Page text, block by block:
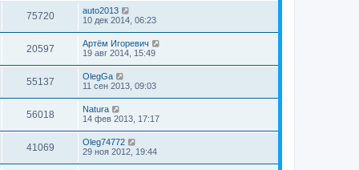
75720
auto2013
10 дек 2014, 06:23
20597
Артём Игоревич
19 авг 2014, 15:49
55137
OlegGa
11 сен 2013, 09:03
56018
Natura
14 фев 2013, 17:17
41069
Oleg74772
29 ноя 2012, 19:44